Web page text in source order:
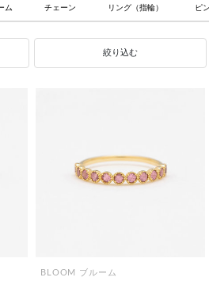
ム チェーン リング（指輪） ピ
絞り込む
BLOOM ブルーム